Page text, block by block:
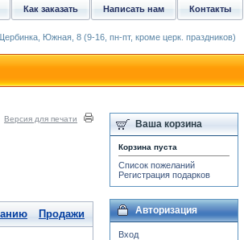
Версия для печати
Продажи
Ваша корзина
Корзина пуста
Список пожеланий
Регистрация подарков
Авторизация
Вход
Контакты
Написать нам
Как заказать
Южная, 8 (9-16, пн-пт, кроме церк. праздников)